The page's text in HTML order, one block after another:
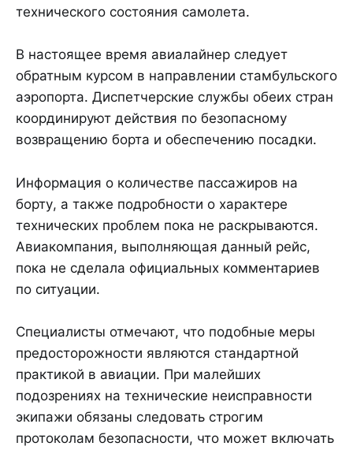
технического состояния самолета.
В настоящее время авиалайнер следует
обратным курсом в направлении стамбульского
аэропорта. Диспетчерские службы обеих стран
координируют действия по безопасному
возвращению борта и обеспечению посадки.
Информация о количестве пассажиров на
борту, а также подробности о характере
технических проблем пока не раскрываются.
Авиакомпания, выполняющая данный рейс,
пока не сделала официальных комментариев
по ситуации.
Специалисты отмечают, что подобные меры
предосторожности являются стандартной
практикой в авиации. При малейших
подозрениях на технические неисправности
экипажи обязаны следовать строгим
протоколам безопасности, что может включать